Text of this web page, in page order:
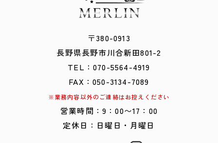
〒380-0913
​​​​​​​長野県長野市川合新田801-2
TEL：070-5564-4919
FAX：050-3134-7089
※業務内容以外のご連絡はお控えください
営業時間：9：00〜17：00
定休日：日曜日・月曜日